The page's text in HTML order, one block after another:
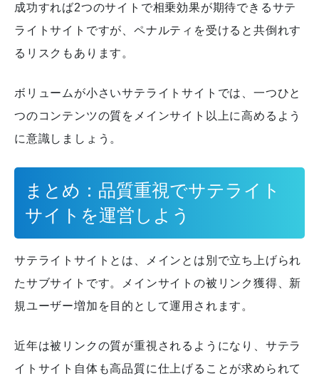
成功すれば2つのサイトで相乗効果が期待できるサテ
ライトサイトですが、ペナルティを受けると共倒れす
るリスクもあります。
ボリュームが小さいサテライトサイトでは、一つひと
つのコンテンツの質をメインサイト以上に高めるよう
に意識しましょう。
まとめ：品質重視でサテライト
サイトを運営しよう
サテライトサイトとは、メインとは別で立ち上げられ
たサブサイトです。
メインサイトの被リンク獲得、新
規ユーザー増加を目的として運用されます。
近年は被リンクの質が重視されるようになり、サテラ
イトサイト自体も高品質に仕上げることが求められて